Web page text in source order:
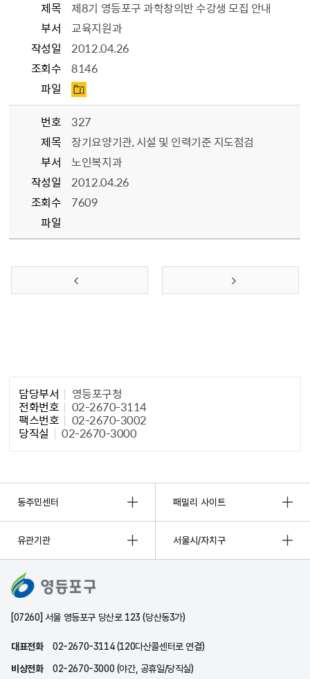
제목
제8기 영등포구 과학창의반 수강생 모집 안내
부서
교육지원과
작성일
2012.04.26
조회수
8146
파일
번호
327
제목
장기요양기관, 시설 및 인력기준 지도점검
부서
노인복지과
작성일
2012.04.26
조회수
7609
파일
이전 페이지 다음 페이지
담당부서 영등포구청
전화번호 02-2670-3114
팩스번호 02-2670-3002
당직실 02-2670-3000
동주민센터 패밀리 사이트
유관기관 서울시/자치구
[07260] 서울 영등포구 당산로 123 (당산동3가)
대표전화
02-2670-3114 (120다산콜센터로 연결)
비상전화
02-2670-3000 (야간, 공휴일/당직실)